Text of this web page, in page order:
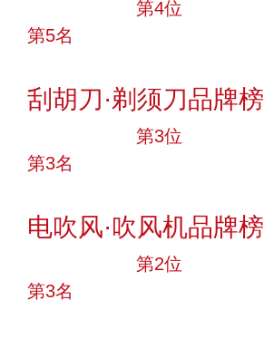
第4位
第5名
刮胡刀·剃须刀品牌榜
第3位
第3名
电吹风·吹风机品牌榜
第2位
第3名